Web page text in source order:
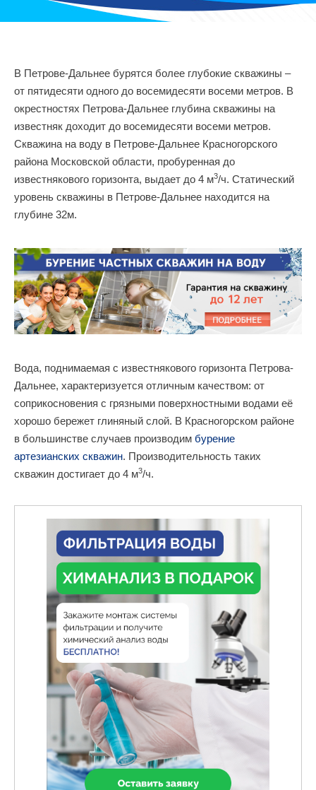
В Петрове-Дальнее бурятся более глубокие скважины –
от пятидесяти одного до восемидесяти восеми метров. В
окрестностях Петрова-Дальнее глубина скважины на
известняк доходит до восемидесяти восеми метров.
Скважина на воду в Петрове-Дальнее Красногорского
района Московской области, пробуренная до
известнякового горизонта, выдает до 4 м3/ч. Статический
уровень скважины в Петрове-Дальнее находится на
глубине 32м.
Вода, поднимаемая с известнякового горизонта Петрова-
Дальнее, характеризуется отличным качеством: от
соприкосновения с грязными поверхностными водами её
хорошо бережет глиняный слой. В Красногорском районе
в большинстве случаев производим бурение
артезианских скважин. Производительность таких
скважин достигает до 4 м3/ч.